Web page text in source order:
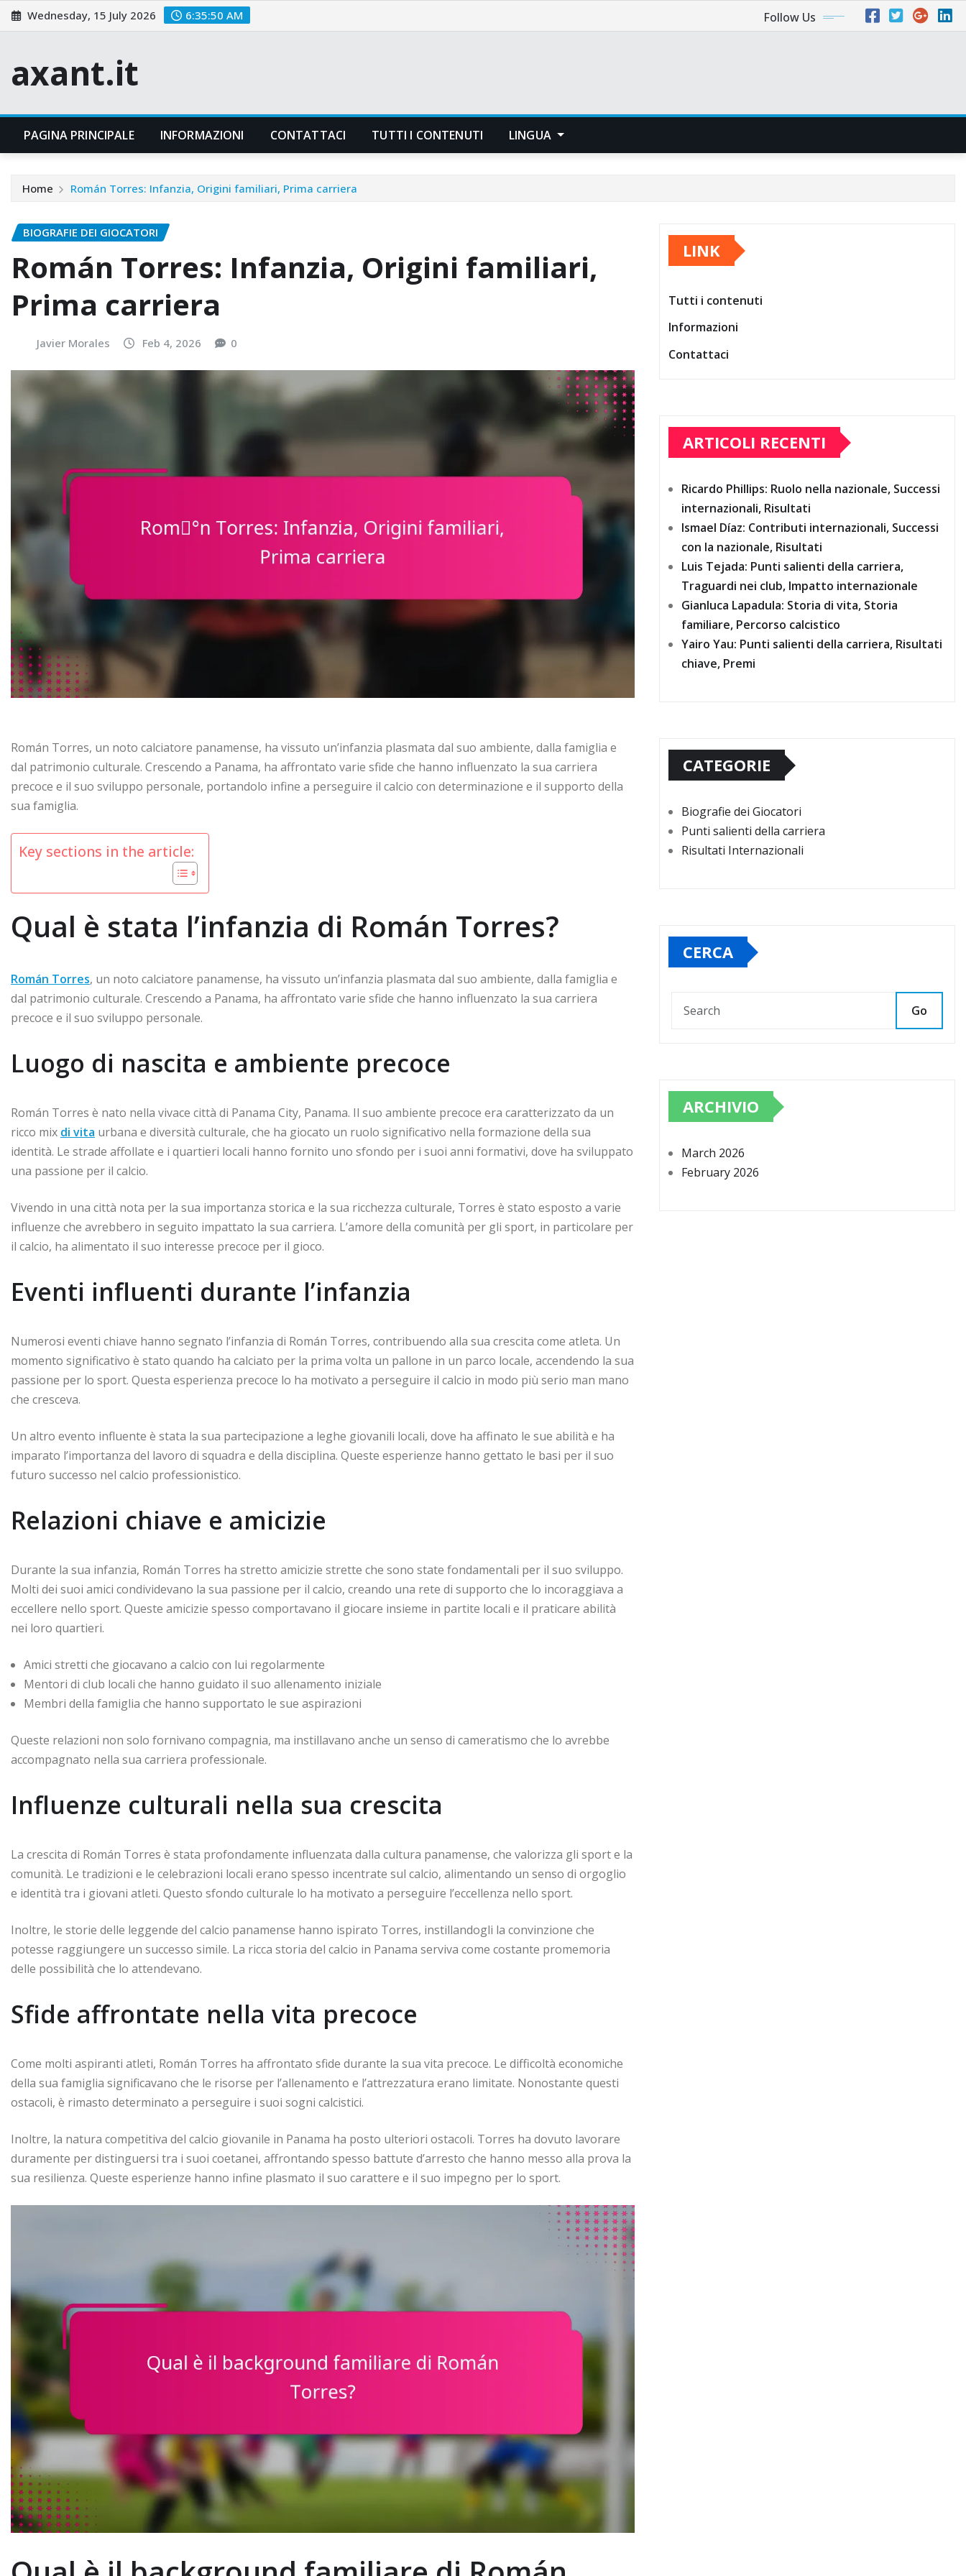
Skip
to
Wednesday, 15 July 2026 6:35:51 AM Follow Us
axant.it
PAGINA PRINCIPALE INFORMAZIONI CONTATTACI TUTTI I CONTENUTI LINGUA
Home Román Torres: Infanzia, Origini familiari, Prima carriera
BIOGRAFIE DEI GIOCATORI
Román Torres: Infanzia, Origini familiari,
Prima carriera
Javier Morales Feb 4, 2026 0
Román Torres, un noto calciatore panamense, ha vissuto un’infanzia plasmata dal suo ambiente, dalla famiglia e
dal patrimonio culturale. Crescendo a Panama, ha affrontato varie sfide che hanno influenzato la sua carriera
precoce e il suo sviluppo personale, portandolo infine a perseguire il calcio con determinazione e il supporto della
sua famiglia.
Key sections in the article:
Qual è stata l’infanzia di Román Torres?
Román Torres, un noto calciatore panamense, ha vissuto un’infanzia plasmata dal suo ambiente, dalla famiglia e
dal patrimonio culturale. Crescendo a Panama, ha affrontato varie sfide che hanno influenzato la sua carriera
precoce e il suo sviluppo personale.
Luogo di nascita e ambiente precoce
Román Torres è nato nella vivace città di Panama City, Panama. Il suo ambiente precoce era caratterizzato da un
ricco mix di vita urbana e diversità culturale, che ha giocato un ruolo significativo nella formazione della sua
identità. Le strade affollate e i quartieri locali hanno fornito uno sfondo per i suoi anni formativi, dove ha sviluppato
una passione per il calcio.
Vivendo in una città nota per la sua importanza storica e la sua ricchezza culturale, Torres è stato esposto a varie
influenze che avrebbero in seguito impattato la sua carriera. L’amore della comunità per gli sport, in particolare per
il calcio, ha alimentato il suo interesse precoce per il gioco.
Eventi influenti durante l’infanzia
Numerosi eventi chiave hanno segnato l’infanzia di Román Torres, contribuendo alla sua crescita come atleta. Un
momento significativo è stato quando ha calciato per la prima volta un pallone in un parco locale, accendendo la sua
passione per lo sport. Questa esperienza precoce lo ha motivato a perseguire il calcio in modo più serio man mano
che cresceva.
Un altro evento influente è stata la sua partecipazione a leghe giovanili locali, dove ha affinato le sue abilità e ha
imparato l’importanza del lavoro di squadra e della disciplina. Queste esperienze hanno gettato le basi per il suo
futuro successo nel calcio professionistico.
Relazioni chiave e amicizie
Durante la sua infanzia, Román Torres ha stretto amicizie strette che sono state fondamentali per il suo sviluppo.
Molti dei suoi amici condividevano la sua passione per il calcio, creando una rete di supporto che lo incoraggiava a
eccellere nello sport. Queste amicizie spesso comportavano il giocare insieme in partite locali e il praticare abilità
nei loro quartieri.
Amici stretti che giocavano a calcio con lui regolarmente
Mentori di club locali che hanno guidato il suo allenamento iniziale
Membri della famiglia che hanno supportato le sue aspirazioni
Queste relazioni non solo fornivano compagnia, ma instillavano anche un senso di cameratismo che lo avrebbe
accompagnato nella sua carriera professionale.
Influenze culturali nella sua crescita
La crescita di Román Torres è stata profondamente influenzata dalla cultura panamense, che valorizza gli sport e la
comunità. Le tradizioni e le celebrazioni locali erano spesso incentrate sul calcio, alimentando un senso di orgoglio
e identità tra i giovani atleti. Questo sfondo culturale lo ha motivato a perseguire l’eccellenza nello sport.
Inoltre, le storie delle leggende del calcio panamense hanno ispirato Torres, instillandogli la convinzione che
potesse raggiungere un successo simile. La ricca storia del calcio in Panama serviva come costante promemoria
delle possibilità che lo attendevano.
Sfide affrontate nella vita precoce
Come molti aspiranti atleti, Román Torres ha affrontato sfide durante la sua vita precoce. Le difficoltà economiche
della sua famiglia significavano che le risorse per l’allenamento e l’attrezzatura erano limitate. Nonostante questi
ostacoli, è rimasto determinato a perseguire i suoi sogni calcistici.
Inoltre, la natura competitiva del calcio giovanile in Panama ha posto ulteriori ostacoli. Torres ha dovuto lavorare
duramente per distinguersi tra i suoi coetanei, affrontando spesso battute d’arresto che hanno messo alla prova la
sua resilienza. Queste esperienze hanno infine plasmato il suo carattere e il suo impegno per lo sport.
LINK
Tutti i contenuti
Informazioni
Contattaci
ARTICOLI RECENTI
Ricardo Phillips: Ruolo nella nazionale, Successi
internazionali, Risultati
Ismael Díaz: Contributi internazionali, Successi
con la nazionale, Risultati
Luis Tejada: Punti salienti della carriera,
Traguardi nei club, Impatto internazionale
Gianluca Lapadula: Storia di vita, Storia
familiare, Percorso calcistico
Yairo Yau: Punti salienti della carriera, Risultati
chiave, Premi
CATEGORIE
Biografie dei Giocatori
Punti salienti della carriera
Risultati Internazionali
CERCA
Go
ARCHIVIO
March 2026
February 2026